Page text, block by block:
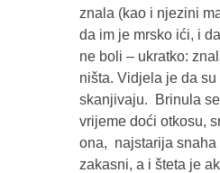
znala (kao i njezini
da im je mrsko ići, i
ne boli – ukratko:
ništa. Vidjela je da
skanjivaju. Brinula
vrijeme doći otkosu,
ona, najstarija
zakasni, a i šteta je